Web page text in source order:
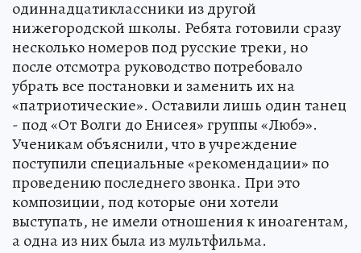
одиннадцатиклассники из другой
нижегородской школы. Ребята готовили сразу
несколько номеров под русские треки, но
после отсмотра руководство потребовало
убрать все постановки и заменить их на
«патриотические». Оставили лишь один танец
- под «От Волги до Енисея» группы «Любэ».
Ученикам объяснили, что в учреждение
поступили специальные «рекомендации» по
проведению последнего звонка. При это
композиции, под которые они хотели
выступать, не имели отношения к иноагентам,
а одна из них была из мультфильма.